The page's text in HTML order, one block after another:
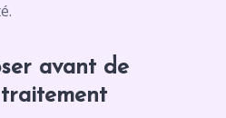
avant de